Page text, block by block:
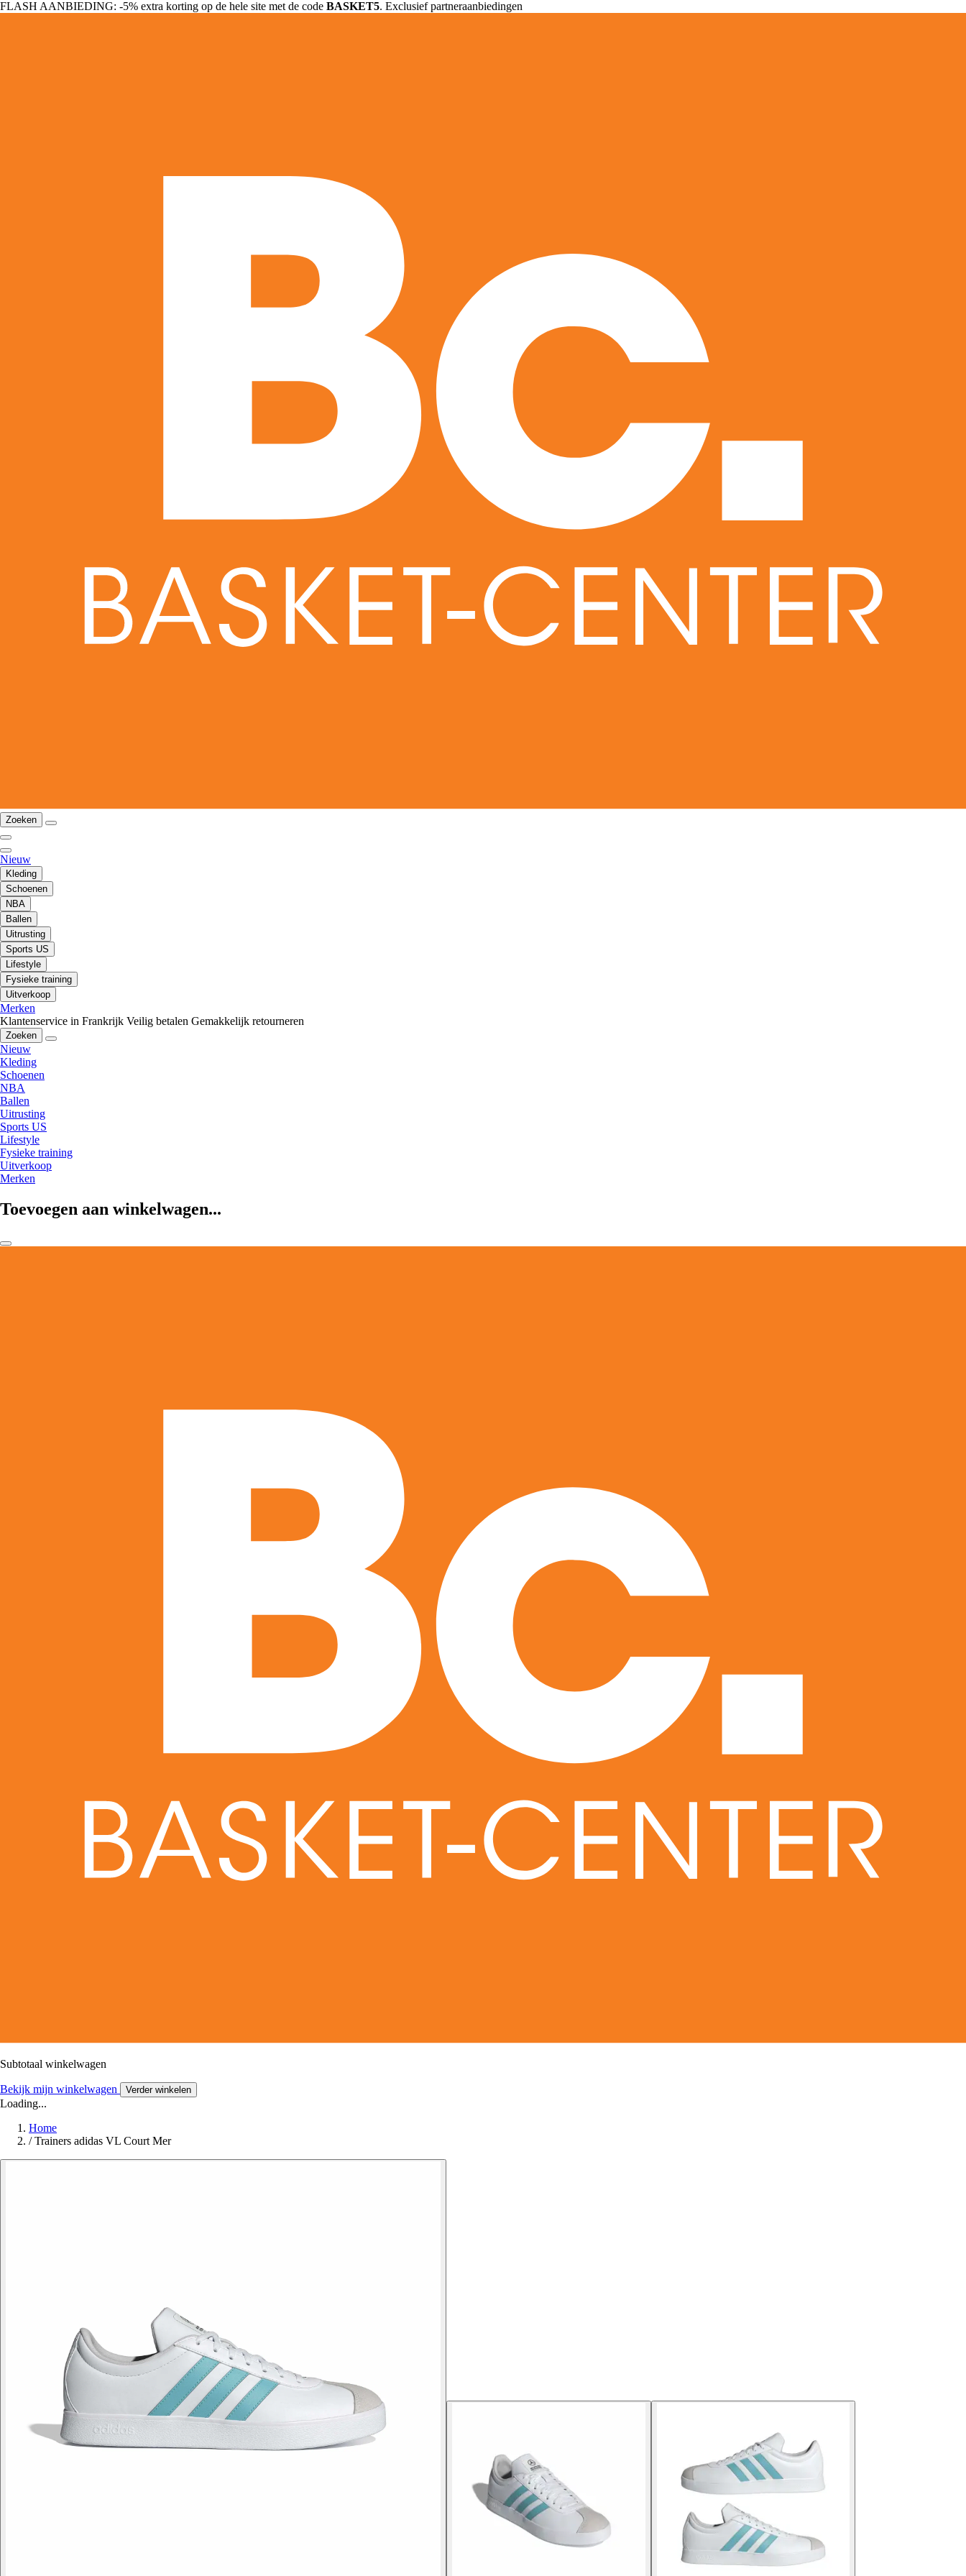
FLASH AANBIEDING: -5% extra korting op de hele site met de code BASKET5. Exclusief partneraanbiedingen
Zoeken
Nieuw
Kleding
Schoenen
NBA
Ballen
Uitrusting
Sports US
Lifestyle
Fysieke training
Uitverkoop
Merken
Klantenservice in Frankrijk Veilig betalen Gemakkelijk retourneren
Zoeken
Nieuw
Kleding
Schoenen
NBA
Ballen
Uitrusting
Sports US
Lifestyle
Fysieke training
Uitverkoop
Merken
Toevoegen aan winkelwagen...
Subtotaal winkelwagen
Bekijk mijn winkelwagen Verder winkelen
Loading...
Home
/ Trainers adidas VL Court Mer